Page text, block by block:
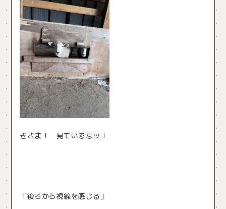
きさま！ 見ているなッ！
「後ろから視線を感じる」